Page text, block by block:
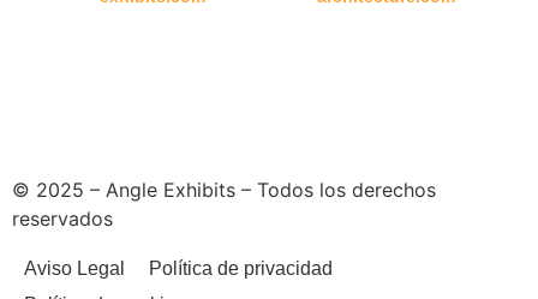
© 2025 – Angle Exhibits – Todos los derechos
reservados
Aviso Legal
Política de privacidad